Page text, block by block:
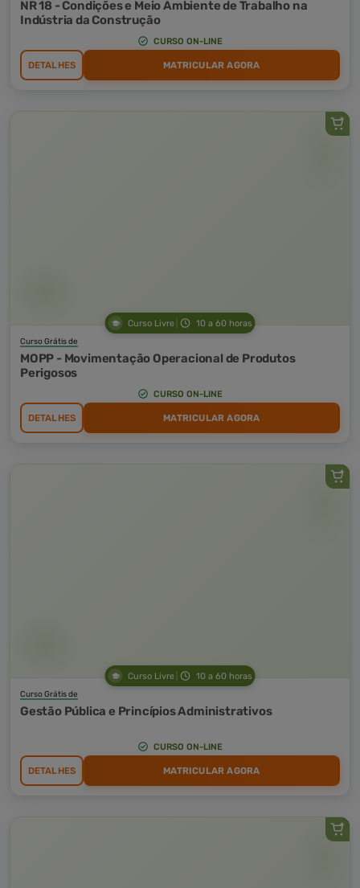
NR 18 - Condições e Meio Ambiente de Trabalho na
Indústria da Construção
CURSO ON-LINE
DETALHES MATRICULAR AGORA
Curso Livre 10 a 60 horas
Curso Grátis de
MOPP - Movimentação Operacional de Produtos
Perigosos
CURSO ON-LINE
DETALHES MATRICULAR AGORA
Curso Livre 10 a 60 horas
Curso Grátis de
Gestão Pública e Princípios Administrativos
CURSO ON-LINE
DETALHES MATRICULAR AGORA